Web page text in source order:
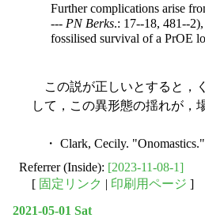
Further complications arise
--- PN Berks.: 17--18, 481--
fossilised survival of a PrOE
この説が正しいとすると，
して，この異形態の揺れが，
・ Clark, Cecily. "Onomastics."
Referrer (Inside): [2023-11-08-1]
[ 固定リンク | 印刷用ページ ]
2021-05-01 Sat